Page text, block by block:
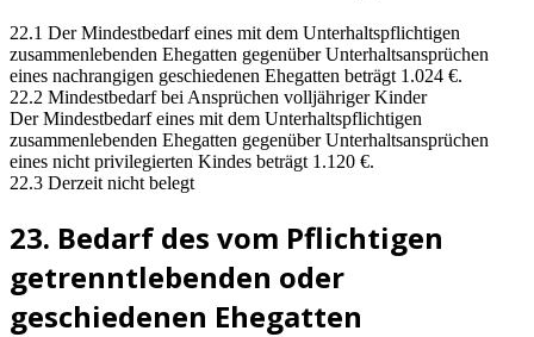
22.1 Der Mindestbedarf eines mit dem Unterhaltspflichtigen
zusammenlebenden Ehegatten gegenüber Unterhaltsansprüchen
eines nachrangigen geschiedenen Ehegatten beträgt 1.024 €.
22.2 Mindestbedarf bei Ansprüchen volljähriger Kinder
Der Mindestbedarf eines mit dem Unterhaltspflichtigen
zusammenlebenden Ehegatten gegenüber Unterhaltsansprüchen
eines nicht privilegierten Kindes beträgt 1.120 €.
22.3 Derzeit nicht belegt
23. Bedarf des vom Pflichtigen
getrenntlebenden oder
geschiedenen Ehegatten